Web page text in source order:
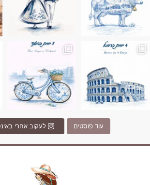
Instagram post
Instagram post 17994326828955248
עוד פוסטים לעקוב אחרי